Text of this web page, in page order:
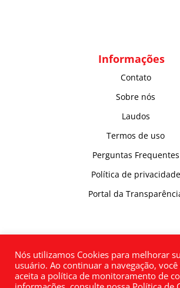
Informações
Contato
Sobre nós
Laudos
Termos de uso
Perguntas Frequentes
Política de privacidade
Portal da
Nós utilizamos Cookies para melhorar
usuário. Ao continuar a navegação,
aceita a política de monitoramento de